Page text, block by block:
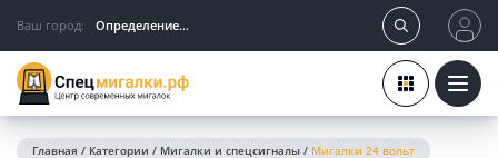
Ваш город: Определение...
Главная / Категории / Мигалки и спецсигналы / Мигалки 24 вольт